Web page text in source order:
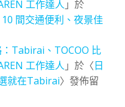
工作達人 」於
間交通便利、夜景佳
Tabirai、TOCOO 比
工作達人 」於〈日
就在Tabirai〉發佈留